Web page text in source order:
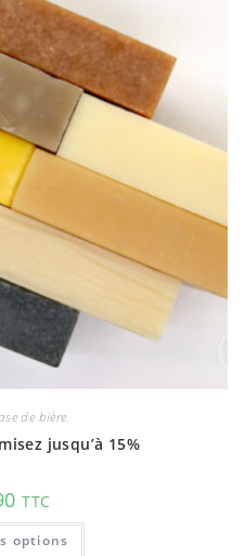
sur
la
page
du
produit
de bière
jusqu’à 15%
TTC
options
Ce